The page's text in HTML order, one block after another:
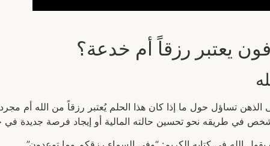
يعتبر رزقاً أم خدعة؟
الذهن تساؤل حول ما إذا كان هذا الحلم يُعتبر رزقاً من الله أم
في طريقه نحو تحسين حالته المالية أو إيجاد فرصة جديدة في